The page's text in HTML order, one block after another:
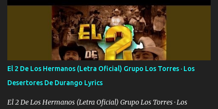
algunas que no lo entiendan Porque ahora soy su pesadilla, lo sé
Soy yo la octava maravilla, no lo niegues Tengo de rodillas a otras
cien Y por más que quieran no me detienen Soy yo la mente que
más brilla, lo ves Pa' mi la vida es tan sencilla No lo entenderías en
tu vida, y está bien Porque lo que tengo nadie lo tiene Una me está
escribiendo y la otra me va a llamar Quiere que vaya a verla y que
la invite a cenar Otras más me están pidiendo que las saque a
bailar Pero es que tengo un par de conciertos más que llenar Se
mueven solo por el interés P...
El 2 De Los Hermanos (Letra Oficial) Grupo Los Torres · Los
Desertores De Durango Lyrics
El 2 De Los Hermanos (Letra Oficial) Grupo Los Torres · Los